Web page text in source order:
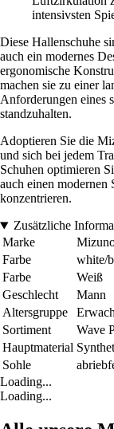
intensivsten
Diese Hallenschuhe
auch ein modernes
ergonomische
machen sie zu einer
Anforderungen eines
standzuhalten.
Adoptieren Sie die
und sich bei jedem
Schuhen optimieren
auch einen
konzentrieren.
Zusätzliche
Marke
Farbe
white/
Farbe
Weiß
Geschlecht
Mann
Altersgruppe
Sortiment
Wave
Hauptmaterial
Sohle
Loading...
Loading...